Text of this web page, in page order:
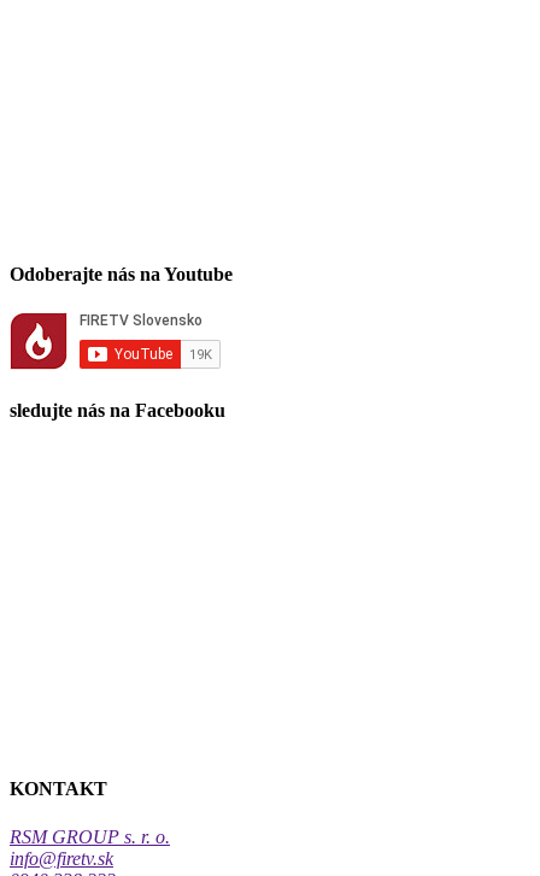
Odoberajte nás na Youtube
sledujte nás na Facebooku
KONTAKT
RSM GROUP s. r. o.
info@firetv.sk